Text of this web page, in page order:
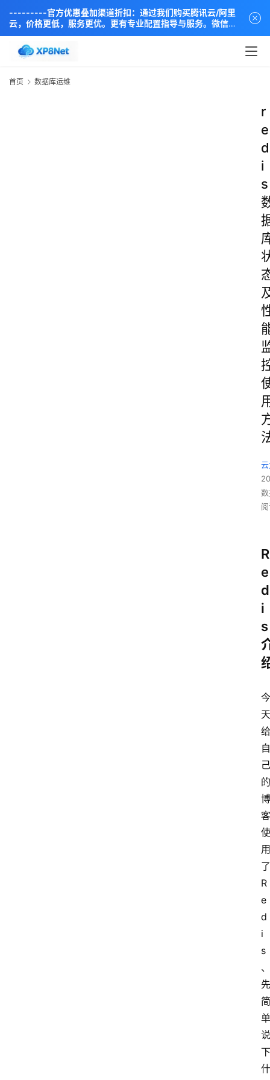
---------官方优惠叠加渠道折扣：通过我们购买腾讯云/阿里
云，价格更低，服务更优。更有专业配置指导与服务。微信同
步：18838889666----
首页 数据库运维
r
e
d
i
s
R
e
d
i
s
今
天
给
自
己
的
博
客
使
用
了
R
e
d
i
s
、
先
简
单
说
下
什